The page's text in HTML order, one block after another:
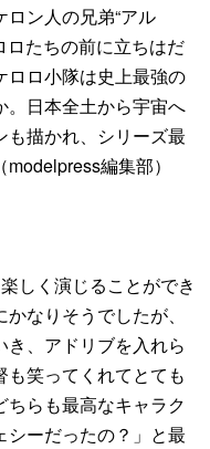
ン人の兄弟“アル
ロたちの前に立ちはだ
ロロ小隊は史上最強の
。日本全土から宇宙へ
も描かれ、シリーズ最
編集部）
しく演じることができ
なりそうでしたが、
、アドリブを入れら
笑ってくれてとても
らも最高なキャラク
シーだったの？」と最